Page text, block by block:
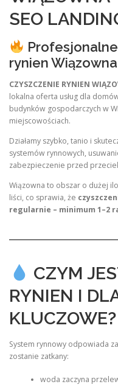
SEO
rynien
CZYSZCZENIE RYNIEN
lokalna oferta usług dla
budynków gospodarczych w
miejscowościach.
Działamy szybko, tanio i
systemów rynnowych,
zabezpieczenie przed
Wiązowna to obszar o dużej
liści, co sprawia, że
regularnie – minimum 1–2
CZYM
RYNIEN I
KLUCZOWE?
System rynnowy odpowiada
zostanie zatkany:
woda zaczyna